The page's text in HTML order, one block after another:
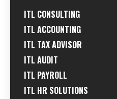
ITL CONSULTING
ITL ACCOUNTING
ITL TAX ADVISOR
ITL AUDIT
ITL PAYROLL
ITL HR SOLUTIONS